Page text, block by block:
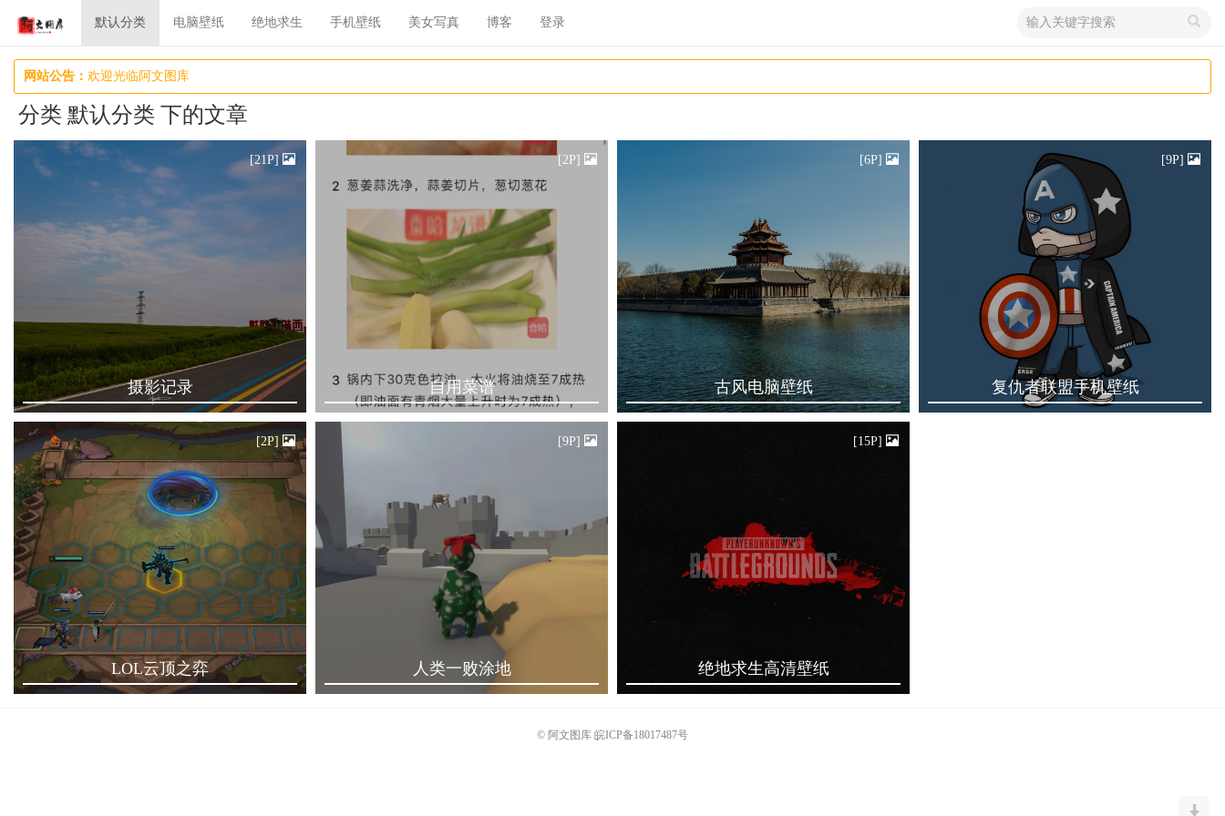
网站公告： 欢迎光临阿文图库
默认分类 电脑壁纸 绝地求生 手机壁纸 美女写真 博客 登录
搜
分类 默认分类 下的文章
摄影记录
[21P]
自用菜谱
[2P]
古风电脑壁纸
[6P]
复仇者联盟手机壁纸
[9P]
LOL云顶之弈
[2P]
人类一败涂地
[9P]
绝地求生高清壁纸
[15P]
© 阿文图库 皖ICP备18017487号